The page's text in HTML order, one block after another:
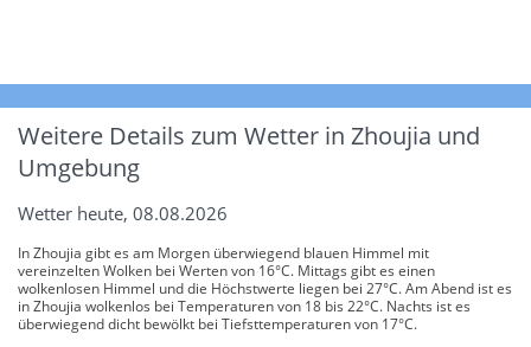
Weitere Details zum Wetter in Zhoujia und
Umgebung
Wetter heute, 08.08.2026
In Zhoujia gibt es am Morgen überwiegend blauen Himmel mit
vereinzelten Wolken bei Werten von 16°C. Mittags gibt es einen
wolkenlosen Himmel und die Höchstwerte liegen bei 27°C. Am Abend ist es
in Zhoujia wolkenlos bei Temperaturen von 18 bis 22°C. Nachts ist es
überwiegend dicht bewölkt bei Tiefsttemperaturen von 17°C.